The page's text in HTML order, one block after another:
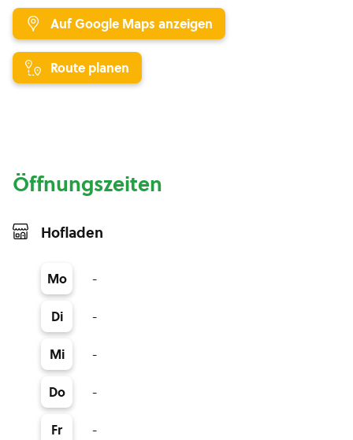
Auf Google Maps anzeigen
Route planen
Öffnungszeiten
Hofladen
Mo -
Di -
Mi -
Do -
Fr -